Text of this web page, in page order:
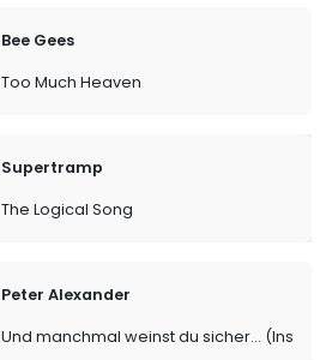
Bee Gees
Too Much Heaven
Supertramp
The Logical Song
Peter Alexander
Und manchmal weinst du sicher...